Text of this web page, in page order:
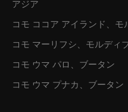
アジア
コモ ココア アイランド、モ
コモ マーリフシ、モルディ
コモ ウマ パロ、ブータン
コモ ウマ プナカ、ブータン